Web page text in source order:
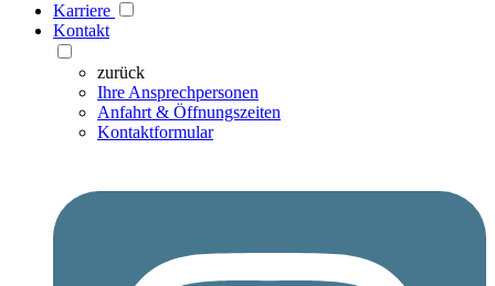
Karriere
Kontakt
zurück
Ihre Ansprechpersonen
Anfahrt & Öffnungszeiten
Kontaktformular